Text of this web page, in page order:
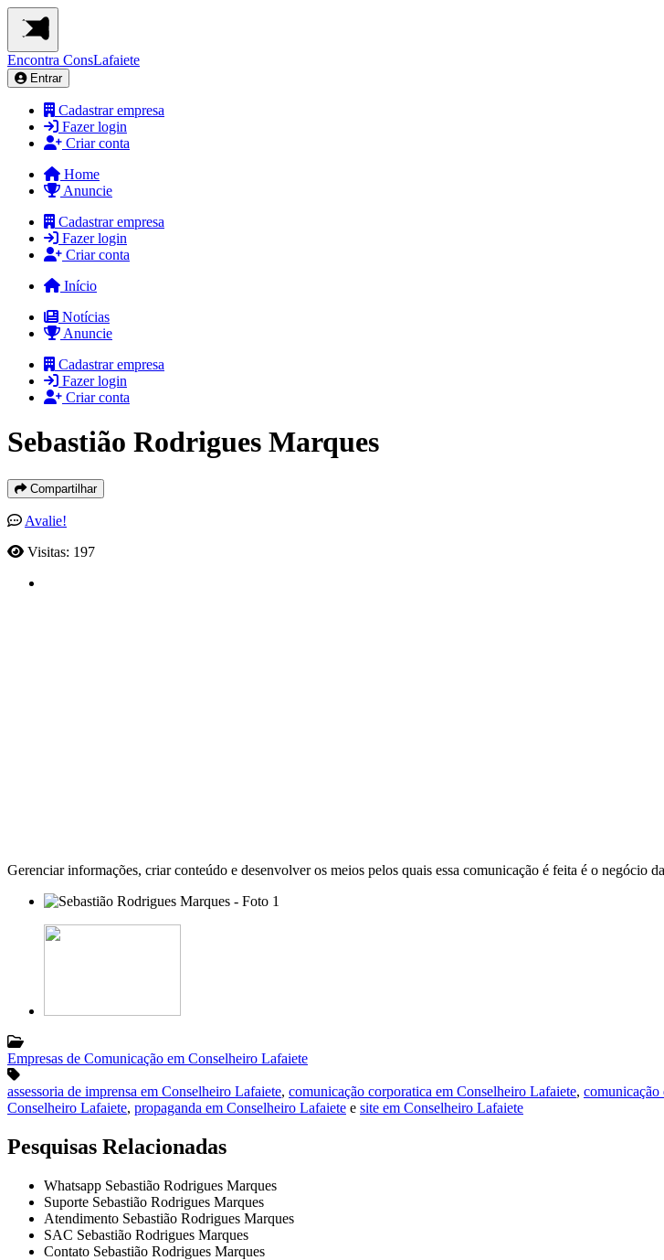
Encontra ConsLafaiete
Entrar
Cadastrar empresa
Fazer login
Criar conta
Home
Anuncie
Cadastrar empresa
Fazer login
Criar conta
Início
Notícias
Anuncie
Cadastrar empresa
Fazer login
Criar conta
Sebastião Rodrigues Marques
Compartilhar
Avalie!
Visitas: 197
Gerenciar informações, criar conteúdo e desenvolver os meios pelos quais essa comunicação é feita é o negócio
Empresas de Comunicação em Conselheiro Lafaiete
assessoria de imprensa em Conselheiro Lafaiete, comunicação corporatica em Conselheiro Lafaiete,
Conselheiro Lafaiete, propaganda em Conselheiro Lafaiete e site em Conselheiro Lafaiete
Pesquisas Relacionadas
Whatsapp Sebastião Rodrigues Marques
Suporte Sebastião Rodrigues Marques
Atendimento Sebastião Rodrigues Marques
SAC Sebastião Rodrigues Marques
Contato Sebastião Rodrigues Marques